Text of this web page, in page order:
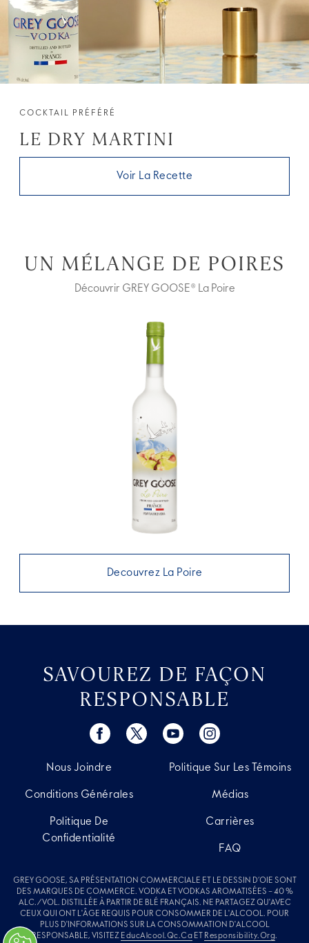
COCKTAIL PRÉFÉRÉ
LE DRY MARTINI
Voir La Recette
UN MÉLANGE DE POIRES
Découvrir GREY GOOSE® La Poire
Decouvrez La Poire
SAVOUREZ DE FAÇON
RESPONSABLE
Nous Joindre
Conditions Générales
Politique De
Confidentialité
Politique Sur Les Témoins
Médias
Carrières
FAQ
GREY GOOSE, SA PRÉSENTATION COMMERCIALE ET LE DESSIN D’OIE SONT
DES MARQUES DE COMMERCE. VODKA ET VODKAS AROMATISÉES – 40 %
ALC./VOL. DISTILLÉE À PARTIR DE BLÉ FRANÇAIS. NE PARTAGEZ QU'AVEC
CEUX QUI ONT L'ÂGE REQUIS POUR CONSOMMER DE L'ALCOOL. POUR
PLUS D'INFORMATIONS SUR LA CONSOMMATION D'ALCOOL
RESPONSABLE, VISITEZ EducAlcool.qc.ca ET Responsibility.org.